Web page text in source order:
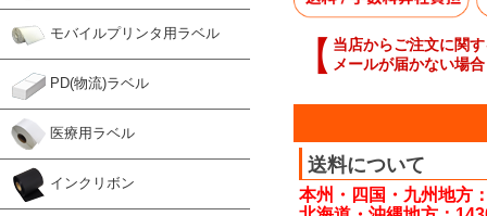
モバイルプリンタ用ラベル
PD(物流)ラベル
医療用ラベル
インクリボン
【 当店からご注文に関
メールが届かない場合
送料について
本州・四国・九州地方